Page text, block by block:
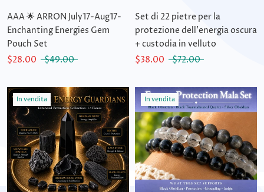
AAA 🌟 ARRON July17-Aug17-
Enchanting Energies Gem
Pouch Set
$28.00
$49.00
Set di 22 pietre per la
protezione dell'energia oscura
+ custodia in velluto
$38.00
$72.00
In vendita In vendita